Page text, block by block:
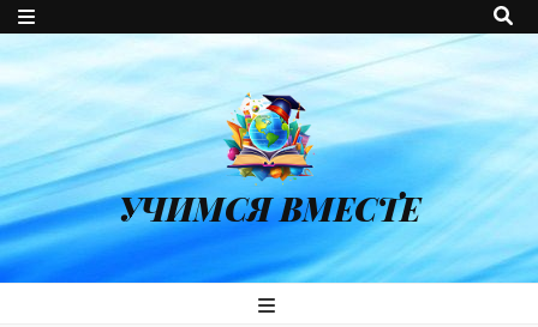
УЧИМСЯ ВМЕСТЕ